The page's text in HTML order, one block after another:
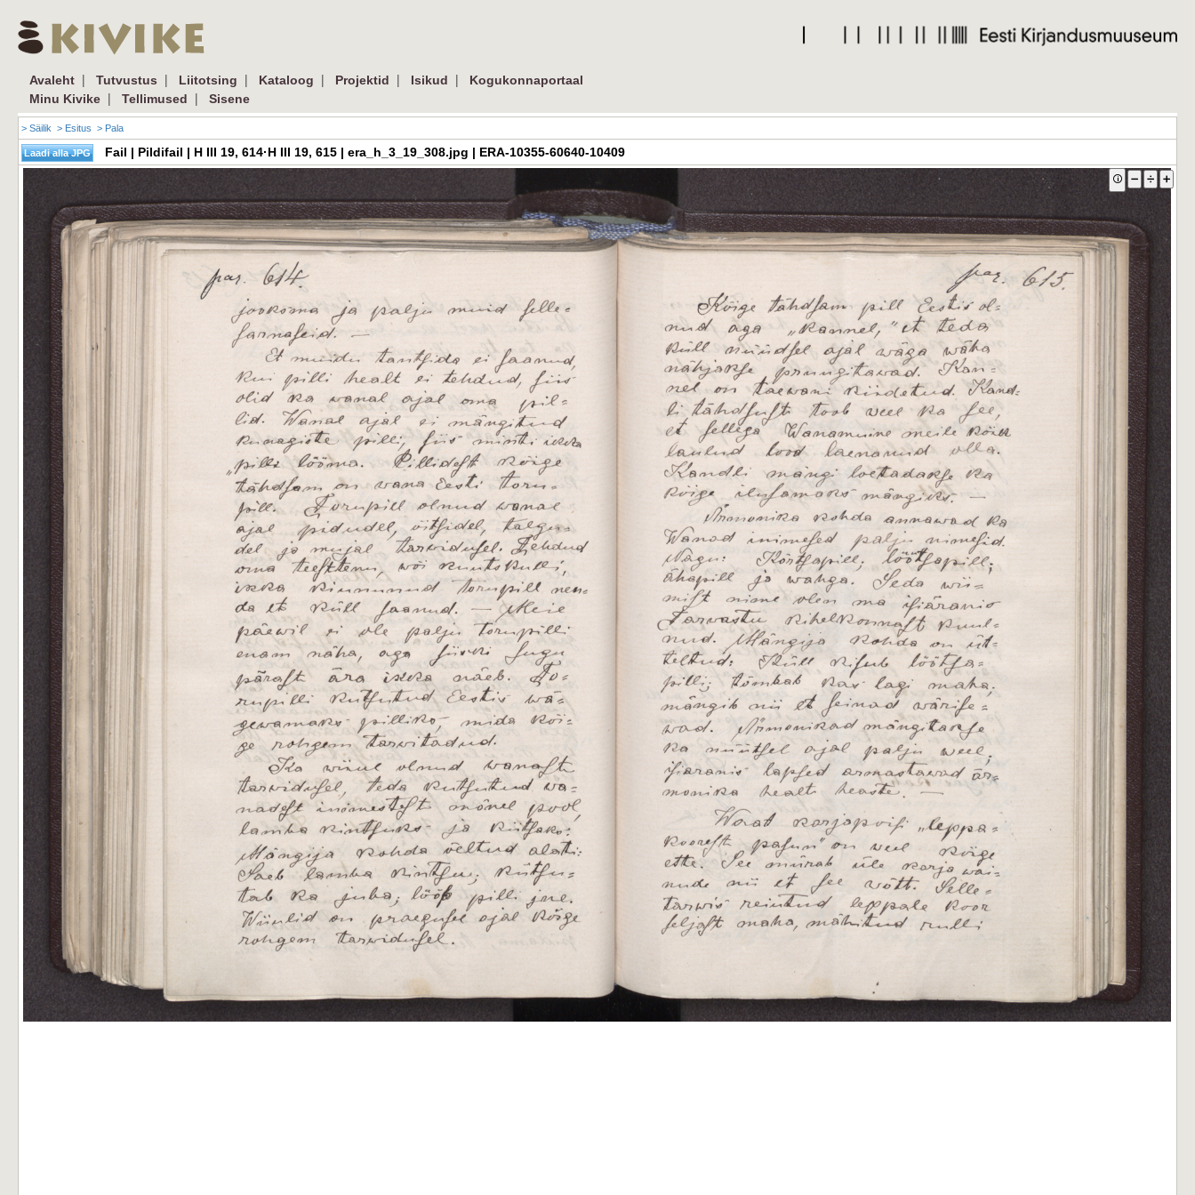
Avaleht | Tutvustus | Liitotsing | Kataloog | Projektid | Isikud |
Kogukonnaportaal
Minu Kivike | Tellimused | Sisene
> Säilik > Esitus > Pala
Fail | Pildifail | H III 19, 614·H III 19, 615 | era_h_3_19_308.jpg | ERA-10355-60640-10409